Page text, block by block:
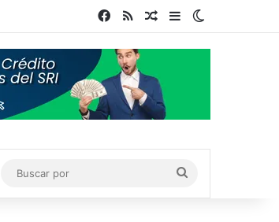
Facebook
RSS Publicación al azar
Barra lateral
Switch skin
por